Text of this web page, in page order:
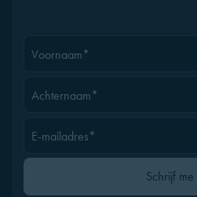
Voornaam*
Achternaam*
E-mailadres*
Gelieve dit veld leeg te latenSchrijf me